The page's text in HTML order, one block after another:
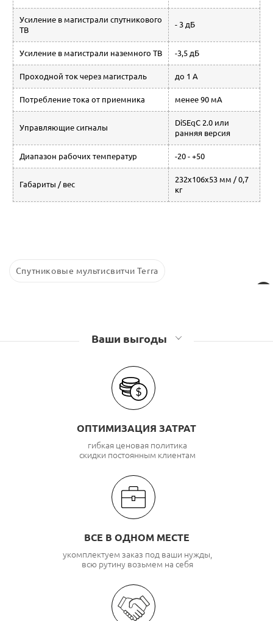
Усиление в магистрали спутникового
ТВ
- 3 дБ
Усиление в магистрали наземного ТВ -3,5 дБ
Проходной ток через магистраль до 1 А
Потребление тока от приемника менее 90 мА
Управляющие сигналы
DiSEqC 2.0 или
ранняя версия
Диапазон рабочих температур -20 - +50
Габариты / вес
232х106х53 мм / 0,7
кг
Спутниковые мультисвитчи Terra
Ваши выгоды
ОПТИМИЗАЦИЯ ЗАТРАТ
гибкая ценовая политика
скидки постоянным клиентам
ВСЕ В ОДНОМ МЕСТЕ
укомплектуем заказ под ваши нужды,
всю рутину возьмем на себя